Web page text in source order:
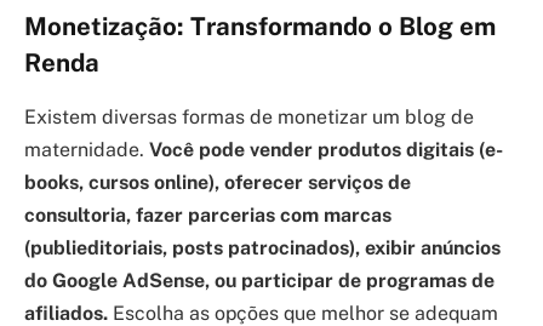
Monetização: Transformando o Blog em
Renda
Existem diversas formas de monetizar um blog de
maternidade. Você pode vender produtos digitais (e-
books, cursos online), oferecer serviços de
consultoria, fazer parcerias com marcas
(publieditoriais, posts patrocinados), exibir anúncios
do Google AdSense, ou participar de programas de
afiliados. Escolha as opções que melhor se adequam